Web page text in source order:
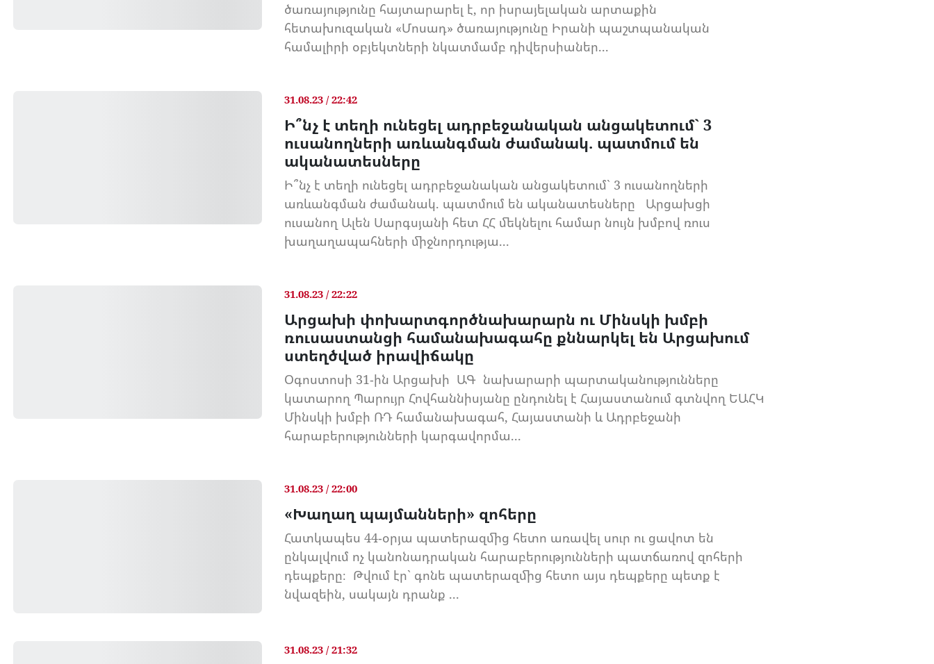
ծառայությունը հայտարարել է, որ իսրայելական արտաքին
հետախուզական «Մոսադ» ծառայությունը Իրանի պաշտպանական
համալիրի օբյեկտների նկատմամբ դիվերսիաներ...
31.08.23 / 22:42
Ի՞նչ է տեղի ունեցել ադրբեջանական անցակետում` 3
ուսանողների առևանգման ժամանակ. պատմում են
ականատեսները
Ի՞նչ է տեղի ունեցել ադրբեջանական անցակետում` 3 ուսանողների
առևանգման ժամանակ. պատմում են ականատեսները Արցախցի
ուսանող Ալեն Սարգսյանի հետ ՀՀ մեկնելու համար նույն խմբով ռուս
խաղաղապահների միջնորդությա...
31.08.23 / 22:22
Արցախի փոխարտգործնախարարն ու Մինսկի խմբի
ռուսաստանցի համանախագահը քննարկել են Արցախում
ստեղծված իրավիճակը
Օգոստոսի 31-ին Արցախի ԱԳ նախարարի պարտականությունները
կատարող Պարույր Հովհաննիսյանը ընդունել է Հայաստանում գտնվող ԵԱՀԿ
Մինսկի խմբի ՌԴ համանախագահ, Հայաստանի և Ադրբեջանի
հարաբերությունների կարգավորմա...
31.08.23 / 22:00
«Խաղաղ պայմանների» զոհերը
Հատկապես 44-օրյա պատերազմից հետո առավել սուր ու ցավոտ են
ընկալվում ոչ կանոնադրական հարաբերությունների պատճառով զոհերի
դեպքերը։ Թվում էր` գոնե պատերազմից հետո այս դեպքերը պետք է
նվազեին, սակայն դրանք ...
31.08.23 / 21:32